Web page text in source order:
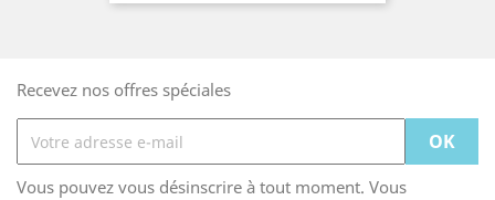
Recevez nos offres spéciales
Vous pouvez vous désinscrire à tout moment. Vous